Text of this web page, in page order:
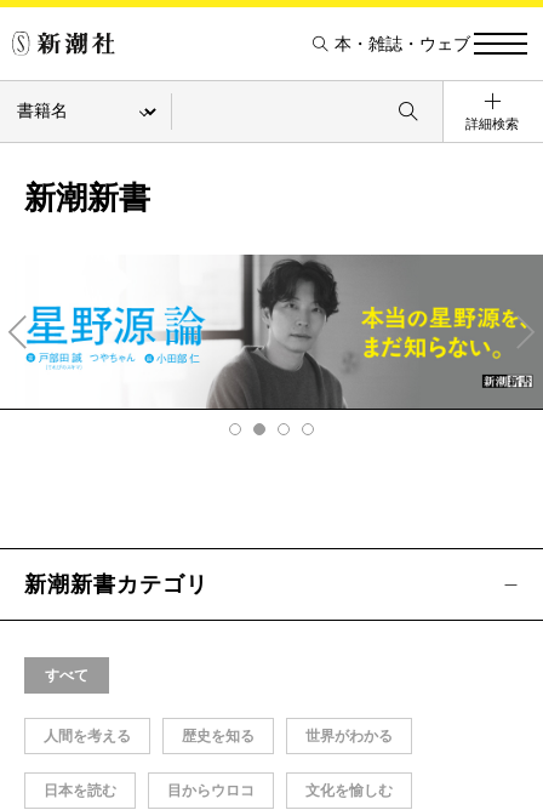
本・雑誌・ウェブ
詳細検索
新潮新書
v
Ne
xt
新潮新書カテゴリ
すべて
人間を考える 歴史を知る 世界がわかる
日本を読む 目からウロコ 文化を愉しむ